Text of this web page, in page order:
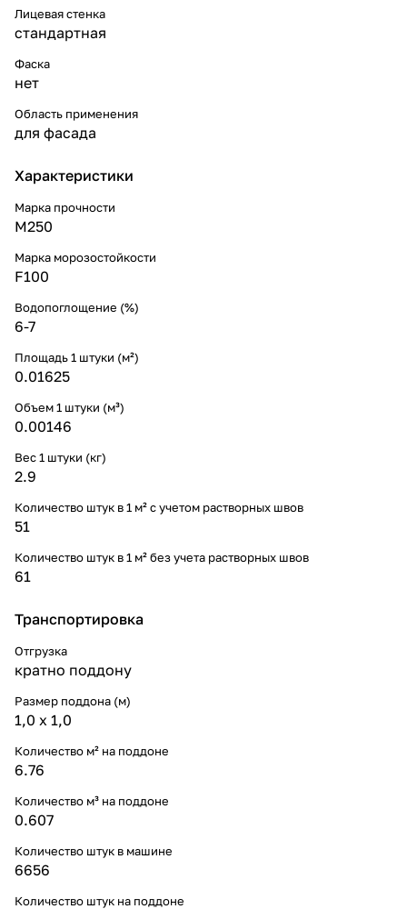
Лицевая стенка
стандартная
Фаска
нет
Область применения
для фасада
Характеристики
Марка прочности
М250
Марка морозостойкости
F100
Водопоглощение (%)
6-7
Площадь 1 штуки (м²)
0.01625
Объем 1 штуки (м³)
0.00146
Вес 1 штуки (кг)
2.9
Количество штук в 1 м² с учетом растворных швов
51
Количество штук в 1 м² без учета растворных швов
61
Транспортировка
Отгрузка
кратно поддону
Размер поддона (м)
1,0 х 1,0
Количество м² на поддоне
6.76
Количество м³ на поддоне
0.607
Количество штук в машине
6656
Количество штук на поддоне